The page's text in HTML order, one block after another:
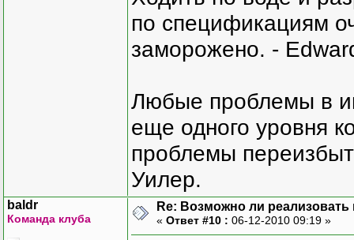
по спецификациям
заморожено. -
Любые проблемы в
еще одного уровня
проблемы
Уилер.
baldr
Команда клуба
Re: Возможно ли
« Ответ #10 : 06-12-2010 09:19 »